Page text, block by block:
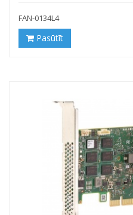
FAN-0134L4
Pasūtīt